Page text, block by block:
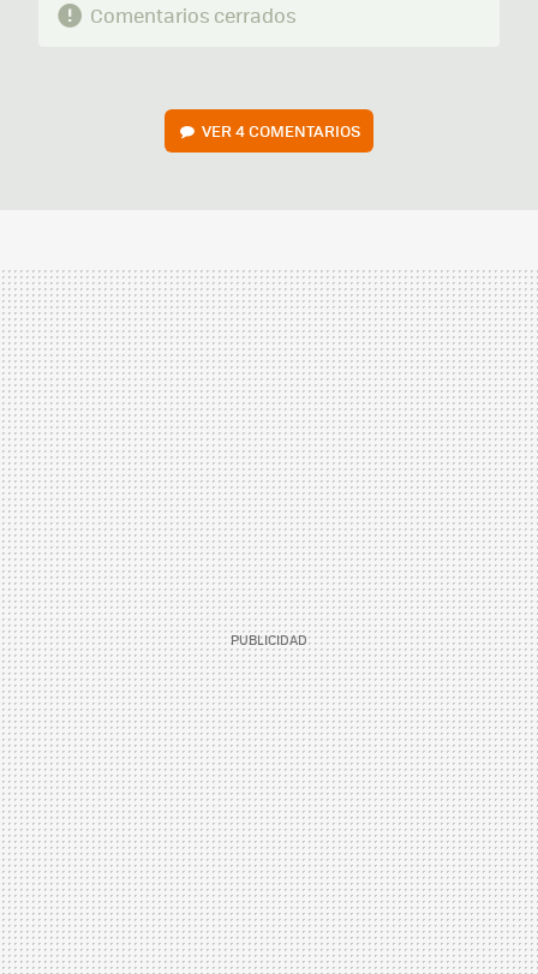
Comentarios cerrados
VER4 COMENTARIOS